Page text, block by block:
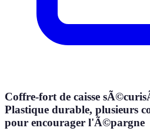
Coffre-fort de caisse
Plastique durable, plusieurs
pour encourager l'Ã©pargne